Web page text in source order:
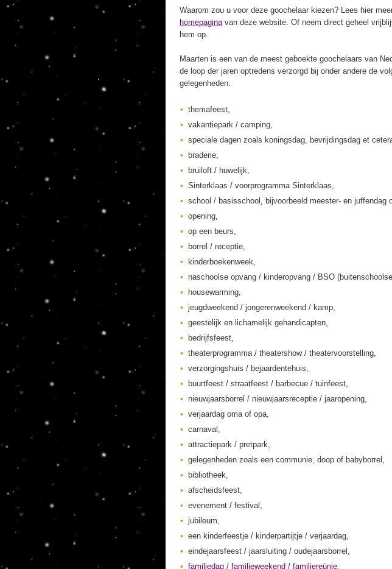
Waarom zou u voor deze goochelaar kiezen? Lees hier
homepaginavan deze website. Of neem direct geheel
hem op.
Maarten is een van de meest geboekte goochelaars van
de loop der jaren optredens verzorgd bij onder andere de
gelegenheden:
themafeest,
vakantiepark / camping,
speciale dagen zoals koningsdag, bevrijdingsdag et
braderie,
bruiloft / huwelijk,
Sinterklaas / voorprogramma Sinterklaas,
school / basisschool, bijvoorbeeld meester- en juffendag
opening,
op een beurs,
borrel / receptie,
kinderboekenweek,
naschoolse opvang / kinderopvang / BSO
housewarming,
jeugdweekend / jongerenweekend / kamp,
geestelijk en lichamelijk gehandicapten,
bedrijfsfeest,
theaterprogramma / theatershow / theatervoorstelling,
verzorgingshuis / bejaardentehuis,
buurtfeest / straatfeest / barbecue / tuinfeest,
nieuwjaarsborrel / nieuwjaarsreceptie / jaaropening,
verjaardag oma of opa,
carnaval,
attractiepark / pretpark,
gelegenheden zoals een communie, doop of babyborrel,
bibliotheek,
afscheidsfeest,
evenement / festival,
jubileum,
een kinderfeestje / kinderpartijtje / verjaardag,
eindejaarsfeest / jaarsluiting / oudejaarsborrel,
familiedag / familieweekend / familiereünie,